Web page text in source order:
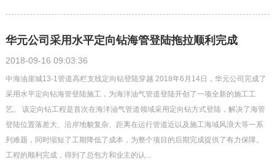
华元公司采用水平定向钻海管登陆拖拉顺利完成
2018-09-16 09:03:36
中海油崖城13-1管道高栏支线定向钻登陆穿越 2018年6月14日，华元公司完成了
采用水平定向钻海管登陆施工，为海洋油气管道登陆开创了一项全新的施工工
艺。 该定向钻工程是首次在海洋油气管道领域采用定向钻方式登陆，解决了海管
登陆位置落差大、沿岸地貌复杂、距离在运行管道近以及施工海域风浪大等一系
列难题，同时缩短了工期降低了成本，为整个项目的后期完成提供了有力保障。
工程的顺利完成，得到了总包方和业主的认...